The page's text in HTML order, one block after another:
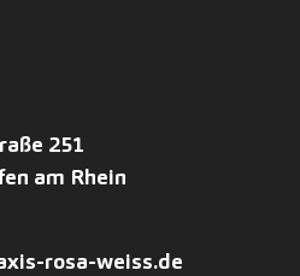
251
am Rhein
rosa-weiss.de